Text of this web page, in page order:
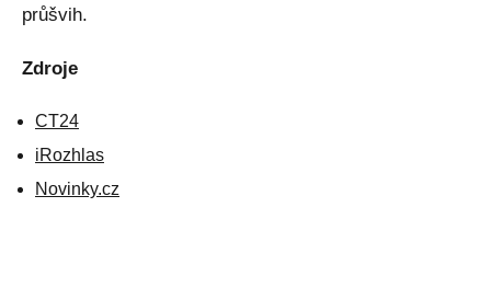
průšvih.
Zdroje
CT24
iRozhlas
Novinky.cz